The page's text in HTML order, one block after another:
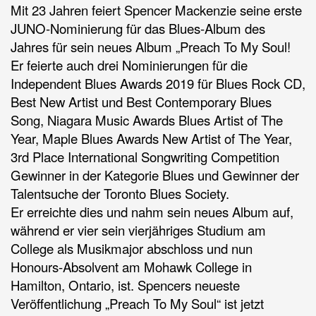
Mit 23 Jahren feiert Spencer Mackenzie seine erste
JUNO-Nominierung für das Blues-Album des
Jahres für sein neues Album „Preach To My Soul!
Er feierte auch drei Nominierungen für die
Independent Blues Awards 2019 für Blues Rock CD,
Best New Artist und Best Contemporary Blues
Song, Niagara Music Awards Blues Artist of The
Year, Maple Blues Awards New Artist of The Year,
3rd Place International Songwriting Competition
Gewinner in der Kategorie Blues und Gewinner der
Talentsuche der Toronto Blues Society.
Er erreichte dies und nahm sein neues Album auf,
während er vier sein vierjähriges Studium am
College als Musikmajor abschloss und nun
Honours-Absolvent am Mohawk College in
Hamilton, Ontario, ist. Spencers neueste
Veröffentlichung „Preach To My Soul“ ist jetzt